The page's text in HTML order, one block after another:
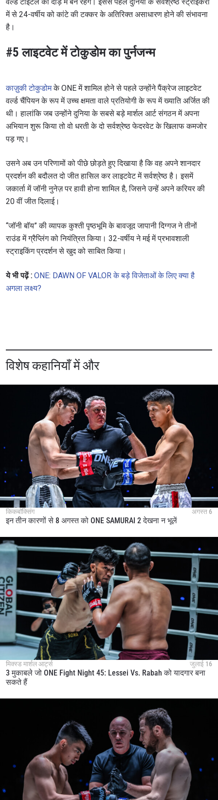
में से 24-वर्षीय को कांटे की टक्कर के अतिरिक्त असाधारण होने की संभावना
है।
#5 लाइटवेट में टोकुडोम का पुर्नजन्म
काज़ुकी टोकुडोमके ONE में शामिल होने से पहले उन्होंने पैंक्रेज लाइटवेट
वर्ल्ड चैंपियन के रूप में उच्च क्षमता वाले प्रतियोगी के रूप में ख्याति अर्जित की
थी। हालांकि जब उन्होंने दुनिया के सबसे बड़े मार्शल आर्ट संगठन में अपना
अभियान शुरू किया तो वो धरती के दो सर्वश्रेष्ठ फेदरवेट के खिलाफ कमजोर
पड़ गए।
उसने अब उन परिणामों को पीछे छोड़ते हुए दिखाया है कि वह अपने शानदार
प्रदर्शन की बदौलत दो जीत हासिल कर लाइटवेट में सर्वश्रेष्ठ है। इसमें
जकार्ता में जॉनी नुनेज़ पर हावी होना शामिल है, जिसने उन्हें अपने करियर की
20 वीं जीत दिलाई।
“जॉनी बॉय” की व्यापक कुश्ती पृष्ठभूमि के बावजूद जापानी दिग्गज ने तीनों
राउंड में ग्रैप्लिंग को नियंत्रित किया। 32-वर्षीय ने मई में प्रभावशाली
स्ट्राइकिंग प्रदर्शन से खुद को साबित किया।
ये भी पढ़ें : ONE: DAWN OF VALOR के बड़े विजेताओं के लिए क्या है
अगला लक्ष्य?
विशेष कहानियाँ में और
किकबॉक्सिंग अगस्त 6
इन तीन कारणों से 8 अगस्त को ONE SAMURAI 2 देखना न भूलें
मिक्स्ड मार्शल आर्ट्स जुलाई 16
3 मुकाबले जो ONE Fight Night 45: Lessei Vs. Rabah को यादगार बना
सकते हैं
प्रतिद्वंद्वी
हाइलाइट्स देखें
STAY IN THE KNOW
Take ONE Championship wherever you go! Sign up now
and get first access to the best seats to our live
events.
ईमेल
By submitting this form, you are agreeing to our
collection, use and disclosure of your information